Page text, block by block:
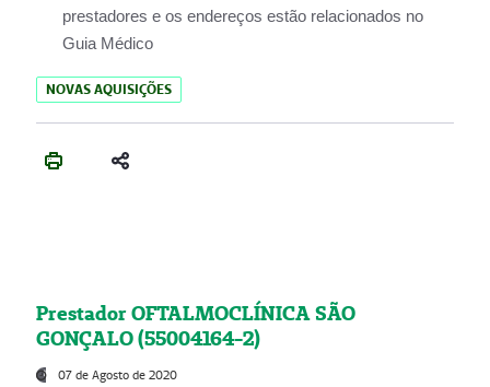
prestadores e os endereços estão relacionados no
Guia Médico
NOVAS AQUISIÇÕES
Prestador OFTALMOCLÍNICA SÃO
GONÇALO (55004164-2)
07 de Agosto de 2020